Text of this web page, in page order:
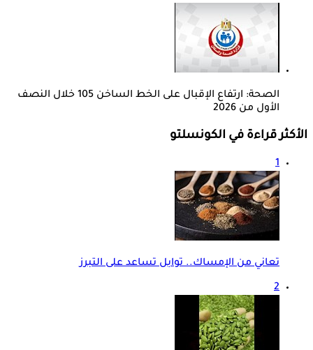
الصحة: ارتفاع الإقبال على الخط الساخن 105 خلال النصف
الأول من 2026
الأكثر قراءة في الكونسلتو
1
تعاني من الإمساك.. توابل تساعد على التبرز
2